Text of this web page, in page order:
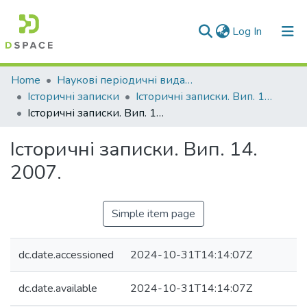
Log In (current)
Communities & Collections
All of DSpace
Home
Наукові періодичні видання СНУ ім. В. Даля
Історичні записки
Історичні записки. Вип. 14. 2007 р.
Історичні записки. Вип. 14. 2007.
Історичні записки. Вип. 14.
2007.
Simple item page
dc.date.accessioned 2024-10-31T14:14:07Z
dc.date.available 2024-10-31T14:14:07Z